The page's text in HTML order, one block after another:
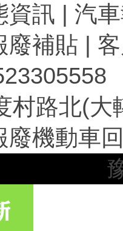
資訊 | 汽
廢補貼 |
村路北(大
報廢機